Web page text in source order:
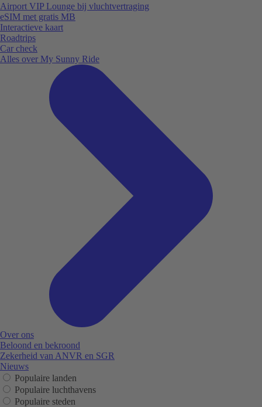
Airport VIP Lounge bij vluchtvertraging
eSIM met gratis MB
Interactieve kaart
Roadtrips
Car check
Alles over My Sunny Ride
Over ons
Beloond en bekroond
Zekerheid van ANVR en SGR
Nieuws
Populaire landen
Populaire luchthavens
Populaire steden